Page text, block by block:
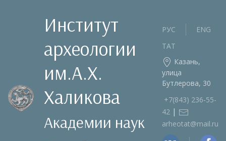
Институт
археологии
им.А.Х.
Халикова
Академии наук
РУС
ENG
ТАТ
Казань,
улица
Бутлерова, 30
+7(843) 236‑55-
42 |
arheotat@mail.ru